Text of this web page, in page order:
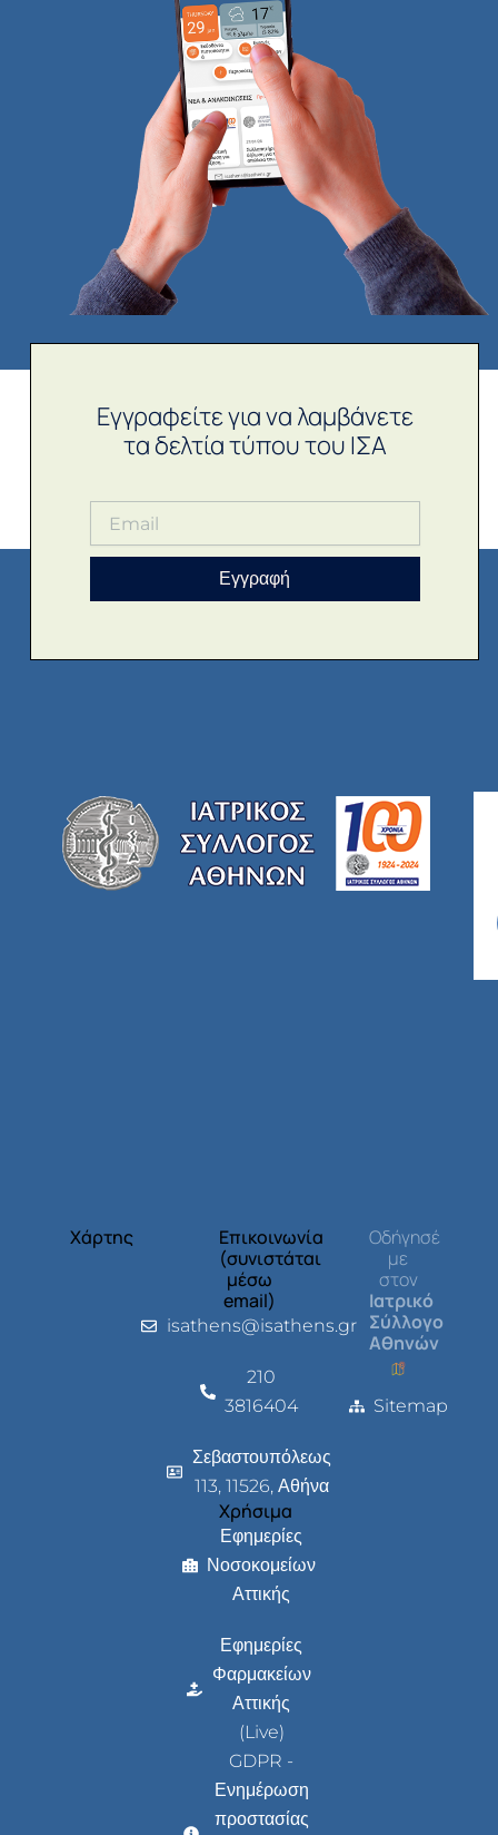
Εγγραφείτε για να λαμβάνετε
τα δελτία τύπου του ΙΣΑ
Εγγραφή
Χάρτης
Επικοινωνία
(συνιστάται
μέσω
email)
isathens@isathens.gr
210
3816404
Σεβαστουπόλεως
113, 11526, Αθήνα
Χρήσιμα
Εφημερίες
Νοσοκομείων
Αττικής
Εφημερίες
Φαρμακείων
Αττικής
(Live)
GDPR -
Ενημέρωση
προστασίας
Οδήγησέ
με
στον
Ιατρικό
Σύλλογο
Αθηνών
Sitemap